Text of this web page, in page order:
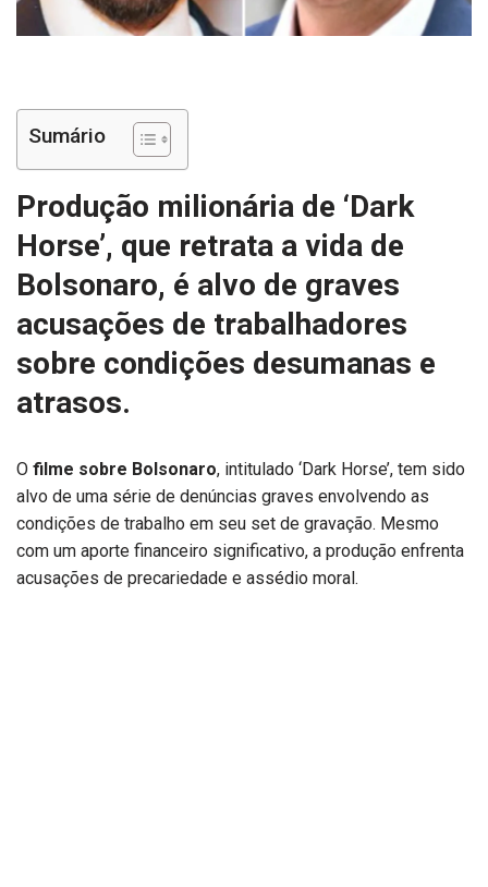
Sumário
Produção milionária de ‘Dark
Horse’, que retrata a vida de
Bolsonaro, é alvo de graves
acusações de trabalhadores
sobre condições desumanas e
atrasos.
O filme sobre Bolsonaro, intitulado ‘Dark Horse’, tem sido
alvo de uma série de denúncias graves envolvendo as
condições de trabalho em seu set de gravação. Mesmo
com um aporte financeiro significativo, a produção enfrenta
acusações de precariedade e assédio moral.